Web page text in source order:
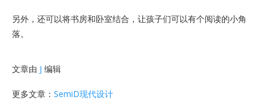
另外，还可以将书房和卧室结合，让孩子们可以有个阅读的小角
落。
文章由 J 编辑
更多文章： SemiD现代设计